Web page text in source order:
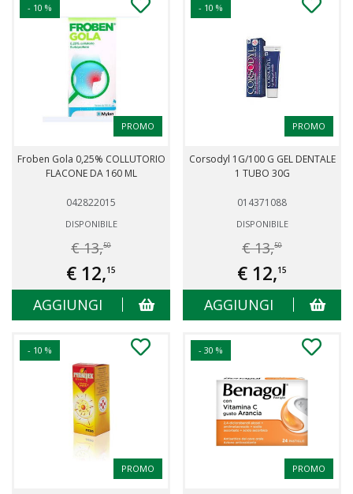
- 10 %
PROMO
Froben Gola 0,25% COLLUTORIO
FLACONE DA 160 ML
042822015
DISPONIBILE
€ 13,50
€ 12,15
AGGIUNGI
- 10 %
PROMO
Corsodyl 1G/100 G GEL DENTALE
1 TUBO 30G
014371088
DISPONIBILE
€ 13,50
€ 12,15
AGGIUNGI
- 10 %
PROMO
- 30 %
PROMO